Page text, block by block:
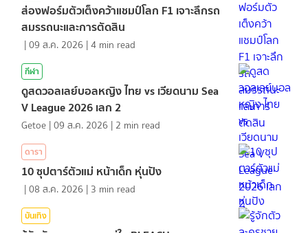
ส่องฟอร์มตัวเต็งคว้าแชมป์โลก F1 เจาะลึกรถ
สมรรถนะและการตัดสิน
|09 ส.ค. 2026 |4 min read
กีฬา
ดูสดวอลเลย์บอลหญิง ไทย vs เวียดนาม Sea
V League 2026 เลก 2
Getoe |09 ส.ค. 2026 | 2 min read
ดารา
10 ซุปตาร์ตัวแม่ หน้าเด็ก หุ่นปัง
|08 ส.ค. 2026 | 3 min read
บันเทิง